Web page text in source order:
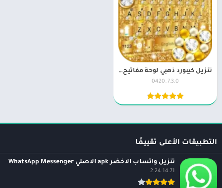
تنزيل كيبورد ذهبي لوحة مفاتيح ذهبية Gold Keyboard APK
7.3.0_0420
التطبيقات الأعلى تقييمًا
تنزيل واتساب الاخضر apk الاصلي WhatsApp Messenger
2.24.14.71